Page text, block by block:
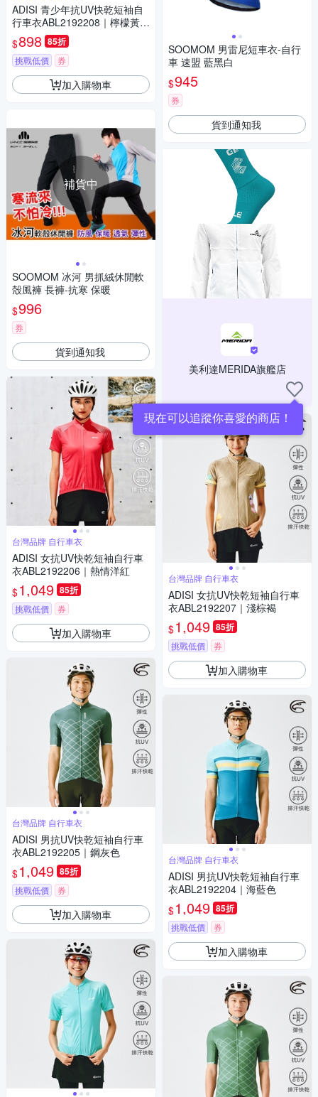
ADISI 青少年抗UV快乾短袖自
行車衣ABL2192208｜檸檬黃/
蔚藍
$898 85折
挑戰低價 券
加入購物車
補貨中
SOOMOM 冰河 男抓絨休閒軟
殼風褲 長褲-抗寒 保暖
$996
券
貨到通知我
台灣品牌 自行車衣
ADISI 女抗UV快乾短袖自行車
衣ABL2192206｜熱情洋紅
$1,049 85折
挑戰低價 券
加入購物車
台灣品牌 自行車衣
ADISI 男抗UV快乾短袖自行車
衣ABL2192205｜鋼灰色
$1,049 85折
挑戰低價 券
加入購物車
SOOMOM 男雷尼短車衣-自行
車 速盟 藍黑白
$945
券
貨到通知我
美利達MERIDA旗艦店
現在可以追蹤你喜愛的商店！
台灣品牌 自行車衣
ADISI 女抗UV快乾短袖自行車
衣ABL2192207｜淺棕褐
$1,049 85折
挑戰低價 券
加入購物車
台灣品牌 自行車衣
ADISI 男抗UV快乾短袖自行車
衣ABL2192204｜海藍色
$1,049 85折
挑戰低價 券
加入購物車